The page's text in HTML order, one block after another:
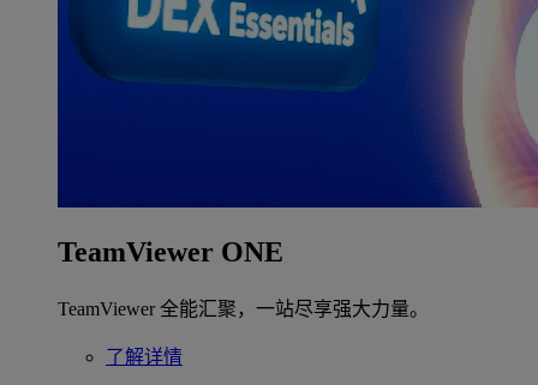
TeamViewer ONE
TeamViewer 全能汇聚，一站尽享强大力量。
了解详情